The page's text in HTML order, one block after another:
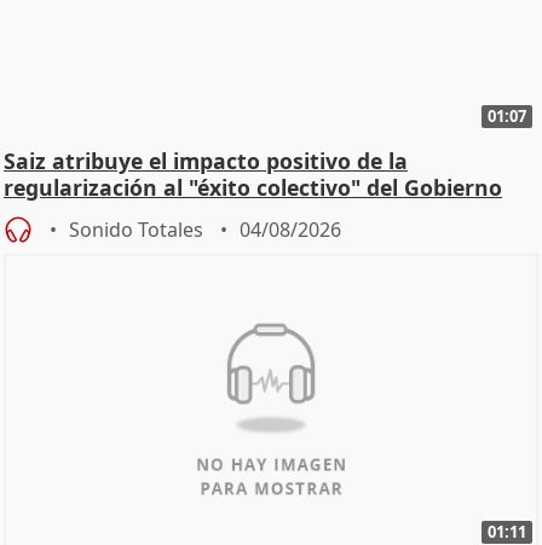
01:07
Saiz atribuye el impacto positivo de la
regularización al "éxito colectivo" del Gobierno
Sonido Totales 04/08/2026
01:11